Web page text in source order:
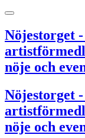
Nöjestorget
nöje och
Nöjestorget
nöje och